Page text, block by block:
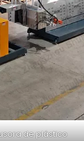
de plástico